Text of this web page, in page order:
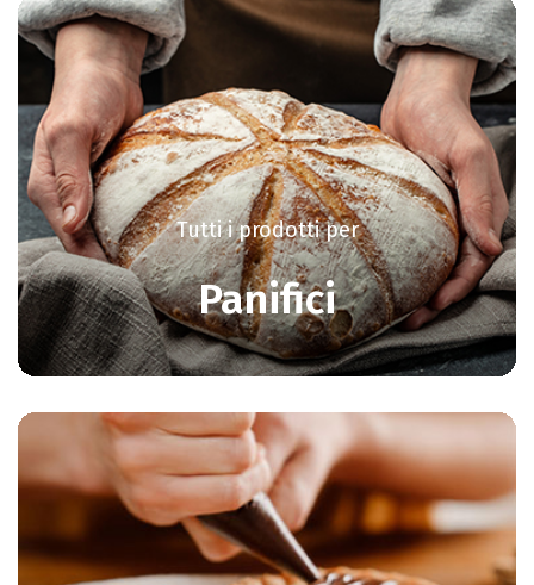
Tutti i prodotti per
Panifici